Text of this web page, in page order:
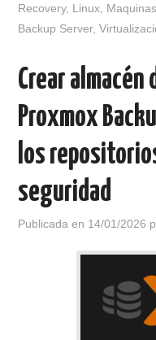
Recovery, Linux
Backup Server,
Crear almacén
Proxmox
los
seguridad
Publicada en 14/01/2026